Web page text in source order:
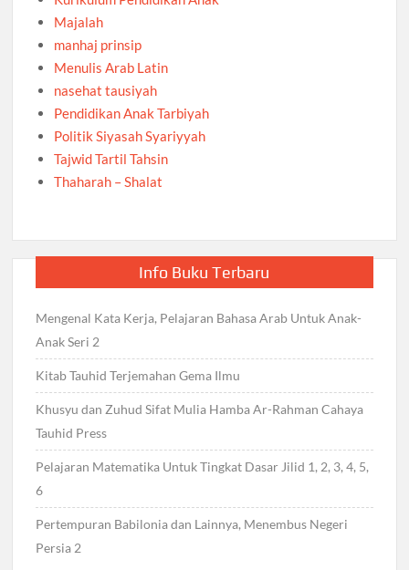
Majalah
manhaj prinsip
Menulis Arab Latin
nasehat tausiyah
Pendidikan Anak Tarbiyah
Politik Siyasah Syariyyah
Tajwid Tartil Tahsin
Thaharah – Shalat
Info Buku Terbaru
Mengenal Kata Kerja, Pelajaran Bahasa Arab Untuk Anak-
Anak Seri 2
Kitab Tauhid Terjemahan Gema Ilmu
Khusyu dan Zuhud Sifat Mulia Hamba Ar-Rahman Cahaya
Tauhid Press
Pelajaran Matematika Untuk Tingkat Dasar Jilid 1, 2, 3, 4, 5,
6
Pertempuran Babilonia dan Lainnya, Menembus Negeri
Persia 2